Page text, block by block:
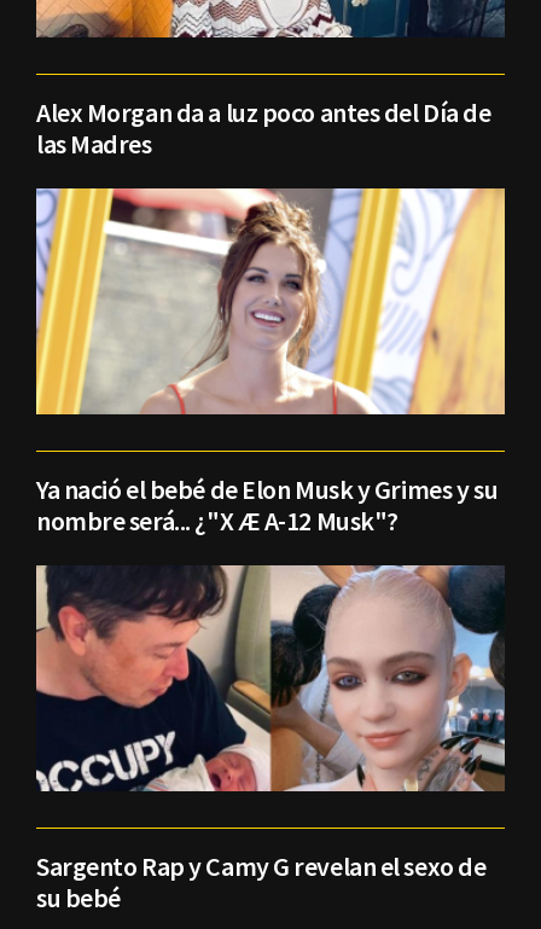
Alex Morgan da a luz poco antes del Día de
las Madres
Ya nació el bebé de Elon Musk y Grimes y su
nombre será... ¿"X Æ A-12 Musk"?
Sargento Rap y Camy G revelan el sexo de
su bebé